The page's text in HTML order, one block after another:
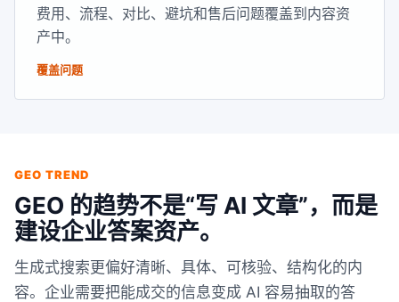
费用、流程、对比、避坑和售后问题覆盖到内容资
产中。
覆盖问题
GEO TREND
GEO 的趋势不是“写 AI 文章”，而是
建设企业答案资产。
生成式搜索更偏好清晰、具体、可核验、结构化的内
容。企业需要把能成交的信息变成 AI 容易抽取的答